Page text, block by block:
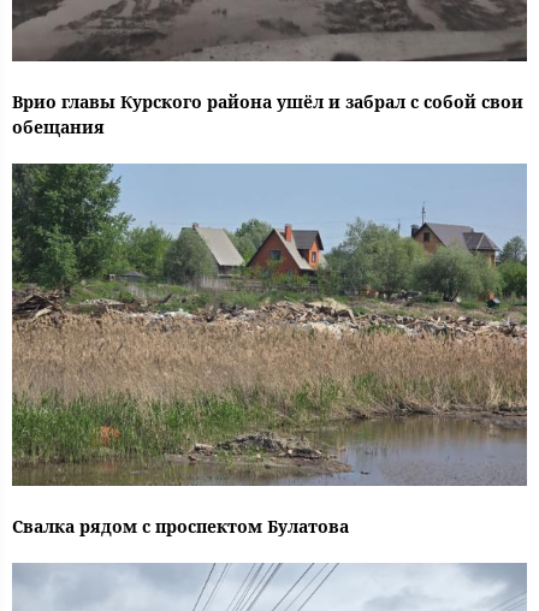
Врио главы Курского района ушёл и забрал с собой свои
обещания
Свалка рядом с проспектом Булатова